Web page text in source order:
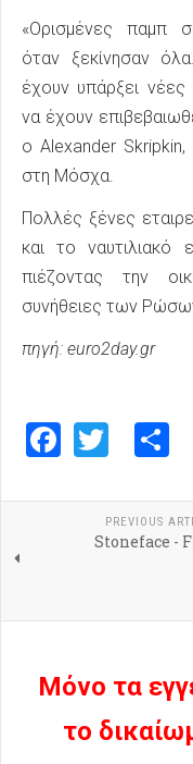
«Ορισμένες παμπ
όταν ξεκίνησαν
έχουν υπάρξει νέες
να έχουν
ο Alexander Skripkin,
στη Μόσχα.
Πολλές ξένες
και το ναυτιλιακό
πιέζοντας την
συνήθειες των
πηγή: euro2day.gr
Facebook
Twitter
PREVIOUS
Stoneface -
Μόνο τα
το